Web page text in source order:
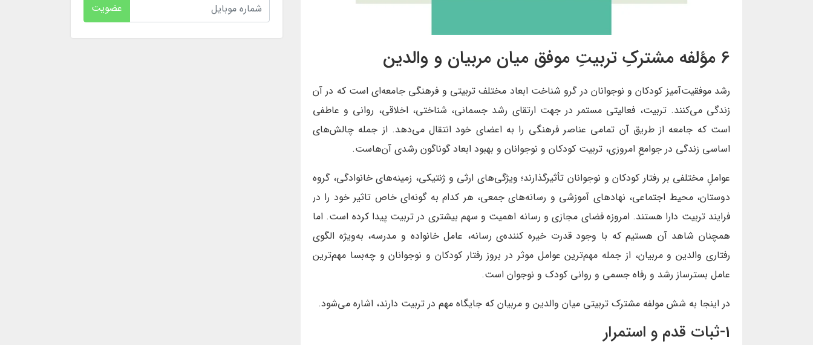
6 مؤلفه‌ مشترکِ تربیتِ موفق میان مربیان و والدین
رشد موفقیت‌آمیز کودکان و نوجوانان در گرو شناخت ابعاد مختلف تربیتی و فرهنگی جامعه‌ای است که در آن
زندگی می‌کنند. تربیت، فعالیتی مستمر در جهت ارتقای رشد جسمانی، شناختی، اخلاقی، روانی و عاطفی
است که جامعه از طریق آن تمامی عناصر فرهنگی را به اعضای خود انتقال می‌دهد. از جمله چالش‌های
اساسی زندگی در جوامعِ امروزی، تربیت کودکان و نوجوانان و بهبود ابعاد گوناگون رشدی آن‌هاست.
عواملِ مختلفی بر رفتار کودکان و نوجوانان تأثیرگذارند؛ ویژگی‌های ارثی و ژنتیکی، زمینه‌های خانوادگی، گروه
دوستان، محیط اجتماعی، نهادهای آموزشی و رسانه‌های جمعی، هر کدام به گونه‌ای خاص تاثیر خود را در
فرایند تربیت دارا هستند. امروزه فضای مجازی و رسانه اهمیت و سهم بیشتری در تربیت پیدا کرده است. اما
همچنان شاهد آن هستیم که با وجود قدرت خیره کننده‌ی رسانه، عامل خانواده و مدرسه، به‌ویژه الگوی
رفتاری والدین و مربیان، از جمله مهم‌ترین عوامل موثر در بروز رفتار کودکان و نوجوانان و چه‌‌بسا مهم‌ترین
عامل بسترساز رشد و رفاه جسمی و روانی کودک و نوجوان است.
در اینجا به شش مولفه مشترک تربیتی میان والدین و مربیان که جایگاه مهم در تربیت دارند، اشاره می‌شود.
1-ثبات قدم و استمرار
عضویت